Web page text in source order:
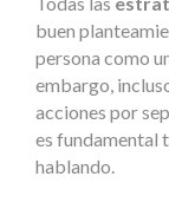
buen
persona como
embargo,
acciones por
es fundamental
hablando.